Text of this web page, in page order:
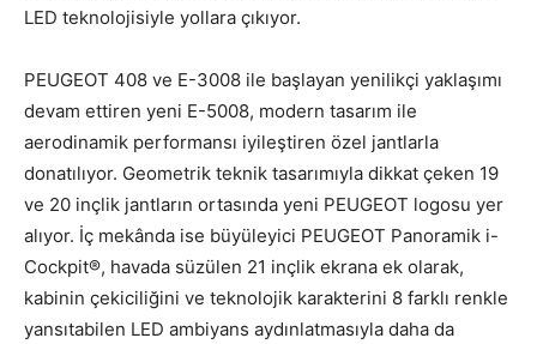
LED teknolojisiyle yollara çıkıyor.
PEUGEOT 408 ve E-3008 ile başlayan yenilikçi yaklaşımı
devam ettiren yeni E-5008, modern tasarım ile
aerodinamik performansı iyileştiren özel jantlarla
donatılıyor. Geometrik teknik tasarımıyla dikkat çeken 19
ve 20 inçlik jantların ortasında yeni PEUGEOT logosu yer
alıyor. İç mekânda ise büyüleyici PEUGEOT Panoramik i-
Cockpit®, havada süzülen 21 inçlik ekrana ek olarak,
kabinin çekiciliğini ve teknolojik karakterini 8 farklı renkle
yansıtabilen LED ambiyans aydınlatmasıyla daha da